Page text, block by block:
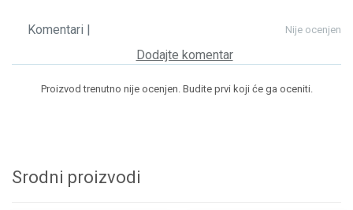
Nije ocenjen
Komentari |
Dodajte komentar
Proizvod trenutno nije ocenjen. Budite prvi koji će ga oceniti.
Srodni proizvodi